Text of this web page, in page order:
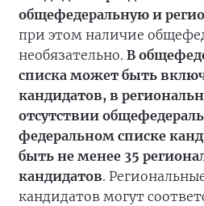
общефедеральную и
при этом наличие
необязательно. В
списка может быть
кандидатов, в
отсутствии
федеральном списке
быть не менее 35
кандидатов.
кандидатов могут